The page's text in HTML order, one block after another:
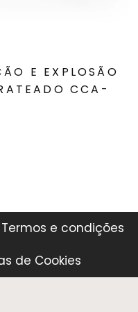
E EXPLOSÃO
CCA-
Termos e condições
de Cookies